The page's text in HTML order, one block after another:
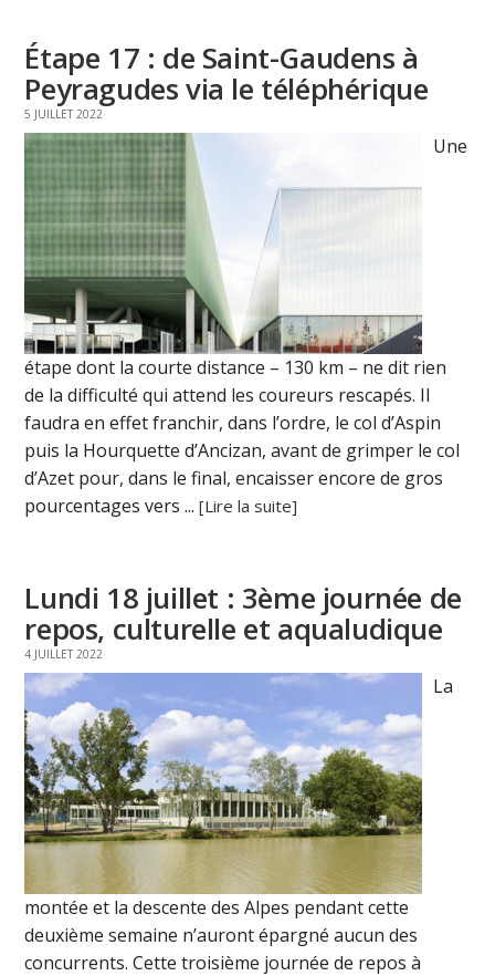
Étape 17 : de Saint-Gaudens à
Peyragudes via le téléphérique
5 JUILLET 2022
Une
étape dont la courte distance – 130 km – ne dit rien
de la difficulté qui attend les coureurs rescapés. Il
faudra en effet franchir, dans l’ordre, le col d’Aspin
puis la Hourquette d’Ancizan, avant de grimper le col
d’Azet pour, dans le final, encaisser encore de gros
pourcentages vers ...[Lire la suite]
Lundi 18 juillet : 3ème journée de
repos, culturelle et aqualudique
4 JUILLET 2022
La
montée et la descente des Alpes pendant cette
deuxième semaine n’auront épargné aucun des
concurrents. Cette troisième journée de repos à